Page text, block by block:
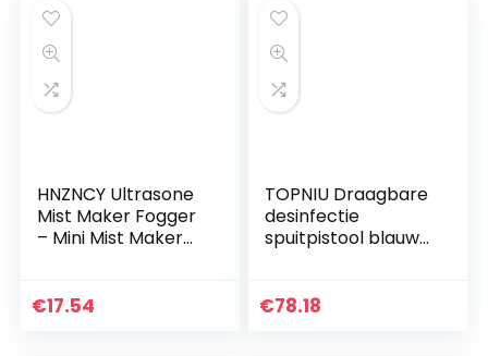
HNZNCY Ultrasone
Mist Maker Fogger
– Mini Mist Maker
Mist Machine
€17.54
TOPNIU Draagbare
desinfectie
spuitpistool blauw
500ml elektrische
€78.18